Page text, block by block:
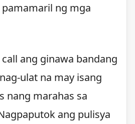
ng mga
ang ginawa bandang
ulat na may isang
nang marahas sa
ang pulisya